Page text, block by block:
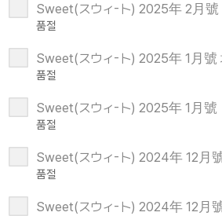
Sweet(スウィ-ト) 2025年 2月號
품절
Sweet(スウィ-ト) 2025年 1月號
품절
Sweet(スウィ-ト) 2025年 1月號
품절
Sweet(スウィ-ト) 2024年 12月
품절
Sweet(スウィ-ト) 2024年 12月